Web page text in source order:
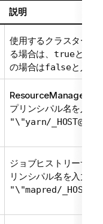
説明
使用するクラスターを
る場合は、 trueと入
の場合はfalseと入力
ResourceManagerサ
プリンシパル名を入力
"\"yarn/
ジョブヒストリーサー
リンシパル名を入力し
"\"mapred/